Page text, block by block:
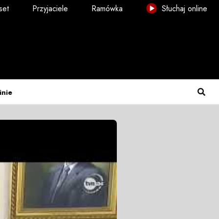
Przyjaciele Ramówka Słuchaj online